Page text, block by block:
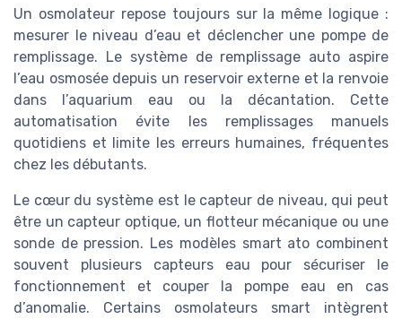
Un osmolateur repose toujours sur la même logique :
mesurer le niveau d’eau et déclencher une pompe de
remplissage. Le système de remplissage auto aspire
l’eau osmosée depuis un reservoir externe et la renvoie
dans l’aquarium eau ou la décantation. Cette
automatisation évite les remplissages manuels
quotidiens et limite les erreurs humaines, fréquentes
chez les débutants.
Le cœur du système est le capteur de niveau, qui peut
être un capteur optique, un flotteur mécanique ou une
sonde de pression. Les modèles smart ato combinent
souvent plusieurs capteurs eau pour sécuriser le
fonctionnement et couper la pompe eau en cas
d’anomalie. Certains osmolateurs smart intègrent